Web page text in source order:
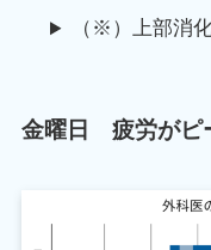
（※）上部消
金曜日 疲労がピ